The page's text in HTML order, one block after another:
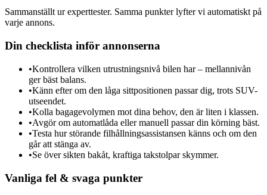
Sammanställt ur experttester. Samma punkter lyfter vi automatiskt på
varje annons.
Din checklista inför annonserna
•Kontrollera vilken utrustningsnivå bilen har – mellannivån
ger bäst balans.
•Känn efter om den låga sittpositionen passar dig, trots SUV-
utseendet.
•Kolla bagagevolymen mot dina behov, den är liten i klassen.
•Avgör om automatlåda eller manuell passar din körning bäst.
•Testa hur störande filhållningsassistansen känns och om den
går att stänga av.
•Se över sikten bakåt, kraftiga takstolpar skymmer.
Vanliga fel & svaga punkter